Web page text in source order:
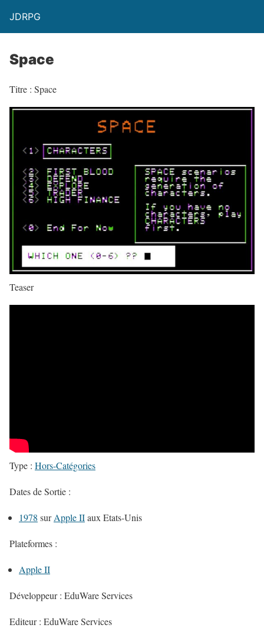
JDRPG
Space
Titre : Space
Teaser
Type : Hors-Catégories
Dates de Sortie :
1978 surApple IIaux Etats-Unis
Plateformes :
Apple II
Développeur : EduWare Services
Editeur : EduWare Services